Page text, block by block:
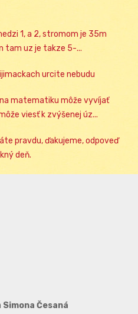
1, a 2, stromom je 35m
tam uz je takze 5-...
urcite nebudu
matematiku môže vyvíjať
viesť k zvýšenej úz...
pravdu, ďakujeme, odpoveď
deň.
Simona Česaná